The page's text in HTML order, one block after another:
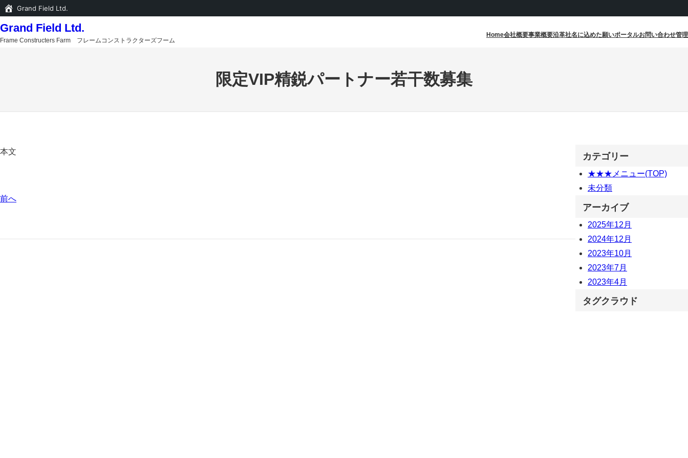
Grand Field Ltd.
内
容
Grand Field Ltd.
Frame Constructers Farm フレームコンストラクターズフーム
Home会社概要事業概要沿革社名に込めた願いポータルお問い合わせ管理
限定VIP精鋭パートナー若干数募集
本文
前へ
カテゴリー
★★★メニュー(TOP)
未分類
アーカイブ
2025年12月
2024年12月
2023年10月
2023年7月
2023年4月
タグクラウド